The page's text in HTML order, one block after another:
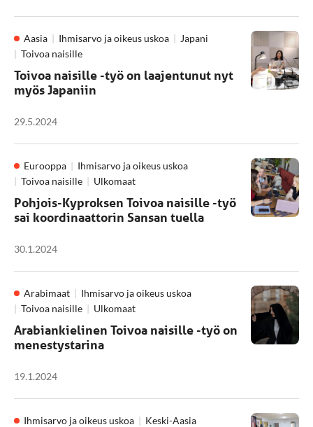
Aasia Ihmisarvo ja oikeus uskoa
Japani
Toivoa naisille
Toivoa naisille -työ on laajentunut nyt
myös Japaniin
29.5.2024
Eurooppa
Ihmisarvo ja oikeus uskoa
Toivoa naisille
Ulkomaat
Pohjois-Kyproksen Toivoa naisille -työ
sai koordinaattorin Sansan tuella
30.1.2024
Arabimaat
Ihmisarvo ja oikeus uskoa
Toivoa naisille
Ulkomaat
Arabiankielinen Toivoa naisille -työ on
menestystarina
19.1.2024
Ihmisarvo ja oikeus uskoa
Keski-Aasia